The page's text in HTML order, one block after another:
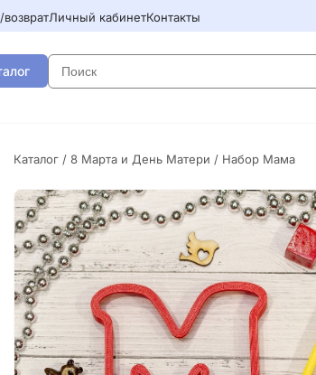
Личный кабинетКонтакты
Каталог / 8 Марта и День Матери / Набор Мама